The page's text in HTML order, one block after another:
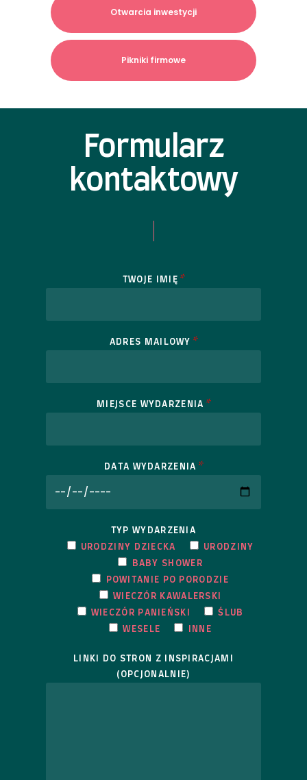
Otwarcia inwestycji
Pikniki firmowe
Formularz
kontaktowy
TWOJE IMIĘ *
ADRES MAILOWY *
MIEJSCE WYDARZENIA *
DATA WYDARZENIA *
TYP WYDARZENIA
URODZINY DZIECKA
URODZINY
BABY SHOWER
POWITANIE PO PORODZIE
WIECZÓR KAWALERSKI
WIECZÓR PANIEŃSKI
ŚLUB
WESELE
INNE
LINKI DO STRON Z INSPIRACJAMI
(OPCJONALNIE)